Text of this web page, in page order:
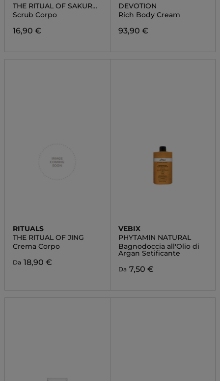
THE RITUAL OF SAKURA
BODY SCRUB
Scrub Corpo
16,90 €
DEVOTION
Rich Body Cream
93,90 €
RITUALS
THE RITUAL OF JING
Crema Corpo
Da 18,90 €
VEBIX
PHYTAMIN NATURAL
Bagnodoccia all'Olio di
Argan Setificante
Da 7,50 €